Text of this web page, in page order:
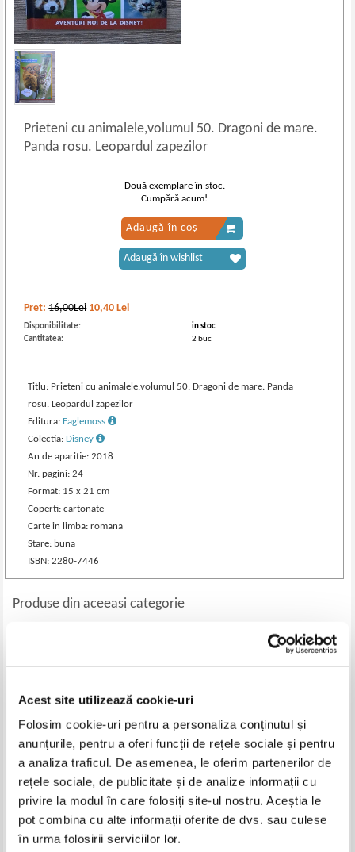
Acest site utilizează cookie-uri
Folosim cookie-uri pentru a personaliza conținutul și
anunțurile, pentru a oferi funcții de rețele sociale și pentru
a analiza traficul. De asemenea, le oferim partenerilor de
rețele sociale, de publicitate și de analize informații cu
privire la modul în care folosiți site-ul nostru. Aceștia le
pot combina cu alte informații oferite de dvs. sau culese
în urma folosirii serviciilor lor.
Prieteni cu animalele,volumul 50. Dragoni de mare.
Panda rosu. Leopardul zapezilor
Pret:16,00Lei 10,40 Lei
Disponibilitate:
in stoc
Cantitatea:
2 buc
Titlu: Prieteni cu animalele,volumul 50. Dragoni de mare. Panda
rosu. Leopardul zapezilor
Editura: Eaglemoss
Colectia:Disney
An de aparitie: 2018
Nr. pagini: 24
Format: 15 x 21 cm
Coperti: cartonate
Carte in limba: romana
Stare: buna
ISBN: 2280-7446
Două exemplare în stoc.
Cumpără acum!
Adaugă în coș
Adaugă în wishlist
Produse din aceeasi categorie
Prieteni cu animalele (volumul
12)
Pret:16,00Lei 11,20 Lei
-35%
Marius Maracinescu - Mici
poeme...cu probleme